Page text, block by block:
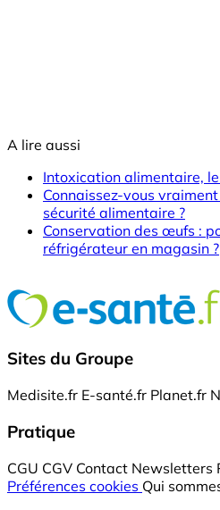
A lire aussi
Intoxication alimentaire, le
Connaissez-vous
sécurité alimentaire ?
Conservation des œufs :
réfrigérateur en magasin ?
Sites du Groupe
Medisite.fr E-santé.fr Planet.fr
Pratique
CGU CGV Contact Newsletters
Préférences cookies Qui